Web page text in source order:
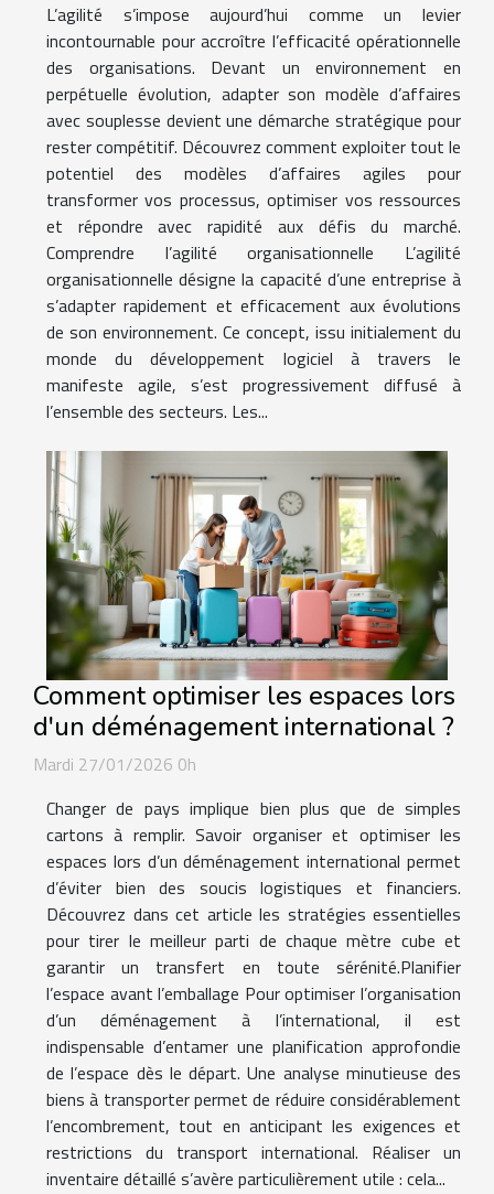
L’agilité s’impose aujourd’hui comme un levier
incontournable pour accroître l’efficacité opérationnelle
des organisations. Devant un environnement en
perpétuelle évolution, adapter son modèle d’affaires
avec souplesse devient une démarche stratégique pour
rester compétitif. Découvrez comment exploiter tout le
potentiel des modèles d’affaires agiles pour
transformer vos processus, optimiser vos ressources
et répondre avec rapidité aux défis du marché.
Comprendre l’agilité organisationnelle L’agilité
organisationnelle désigne la capacité d’une entreprise à
s’adapter rapidement et efficacement aux évolutions
de son environnement. Ce concept, issu initialement du
monde du développement logiciel à travers le
manifeste agile, s’est progressivement diffusé à
l’ensemble des secteurs. Les...
Comment optimiser les espaces lors
d'un déménagement international ?
Mardi 27/01/2026 0h
Changer de pays implique bien plus que de simples
cartons à remplir. Savoir organiser et optimiser les
espaces lors d’un déménagement international permet
d’éviter bien des soucis logistiques et financiers.
Découvrez dans cet article les stratégies essentielles
pour tirer le meilleur parti de chaque mètre cube et
garantir un transfert en toute sérénité.Planifier
l’espace avant l’emballage Pour optimiser l’organisation
d’un déménagement à l’international, il est
indispensable d’entamer une planification approfondie
de l’espace dès le départ. Une analyse minutieuse des
biens à transporter permet de réduire considérablement
l’encombrement, tout en anticipant les exigences et
restrictions du transport international. Réaliser un
inventaire détaillé s’avère particulièrement utile : cela...